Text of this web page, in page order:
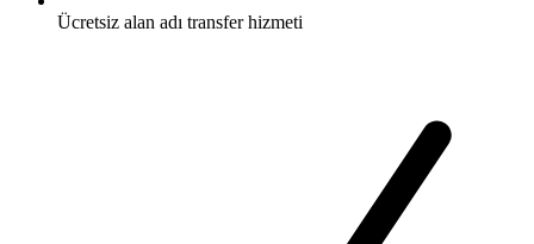
Ücretsiz alan adı transfer hizmeti